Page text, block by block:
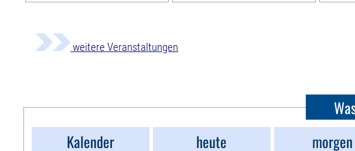
weitere Veranstaltungen
Kalender
heute morgen